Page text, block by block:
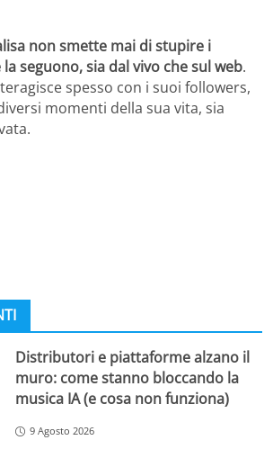
non smette mai di stupire i
seguono, sia dal vivo che sul web.
spesso con i suoi followers,
momenti della sua vita, sia
Distributori e piattaforme alzano il
muro: come stanno bloccando la
musica IA (e cosa non funziona)
9 Agosto 2026